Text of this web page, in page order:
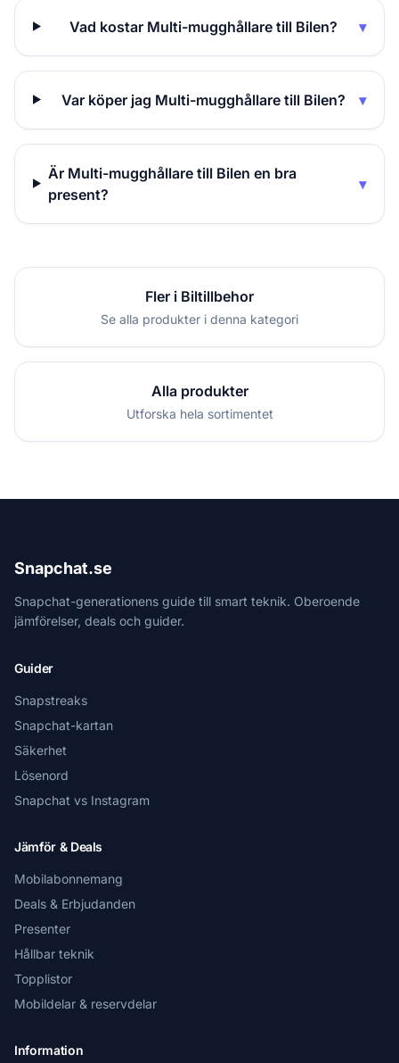
Vad kostar Multi-mugghållare till Bilen? ▾
Var köper jag Multi-mugghållare till Bilen? ▾
Är Multi-mugghållare till Bilen en bra
present?
▾
Fler i Biltillbehor
Se alla produkter i denna kategori
Alla produkter
Utforska hela sortimentet
Snapchat.se
Snapchat-generationens guide till smart teknik. Oberoende
jämförelser, deals och guider.
Guider
Snapstreaks
Snapchat-kartan
Säkerhet
Lösenord
Snapchat vs Instagram
Jämför & Deals
Mobilabonnemang
Deals & Erbjudanden
Presenter
Hållbar teknik
Topplistor
Mobildelar & reservdelar
Information